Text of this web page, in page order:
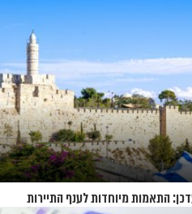
התאמות מיוחדות לענף התיירות